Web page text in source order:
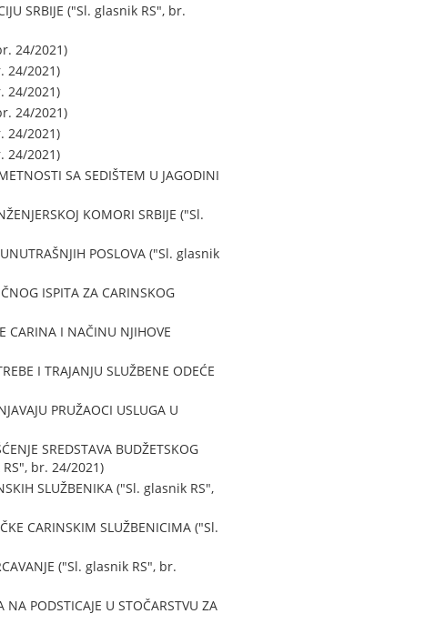
SRBIJE ("Sl. glasnik RS", br.
24/2021)
24/2021)
24/2021)
24/2021)
24/2021)
24/2021)
SA SEDIŠTEM U JAGODINI
KOMORI SRBIJE ("Sl.
POSLOVA ("Sl. glasnik
ISPITA ZA CARINSKOG
CARINA I NAČINU NJIHOVE
I TRAJANJU SLUŽBENE ODEĆE
PRUŽAOCI USLUGA U
SREDSTAVA BUDŽETSKOG
RS", br. 24/2021)
SLUŽBENIKA ("Sl. glasnik RS",
CARINSKIM SLUŽBENICIMA ("Sl.
("Sl. glasnik RS", br.
PODSTICAJE U STOČARSTVU ZA